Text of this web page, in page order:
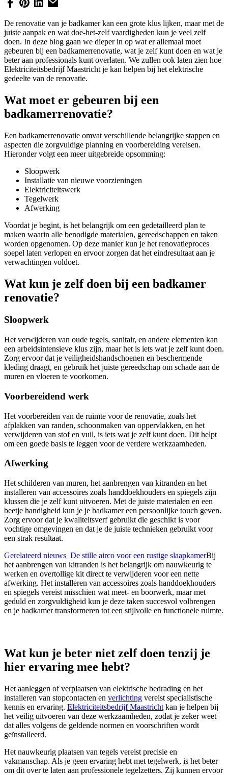
De renovatie van je badkamer kan een grote klus lijken, maar met de
juiste aanpak en wat doe-het-zelf vaardigheden kun je veel zelf
doen. In deze blog gaan we dieper in op wat er allemaal moet
gebeuren bij een badkamerrenovatie, wat je zelf kunt doen en wat je
beter aan professionals kunt overlaten. We zullen ook laten zien hoe
Elektriciteitsbedrijf Maastricht je kan helpen bij het elektrische
gedeelte van de renovatie.
Wat moet er gebeuren bij een
badkamerrenovatie?
Een badkamerrenovatie omvat verschillende belangrijke stappen en
aspecten die zorgvuldige planning en voorbereiding vereisen.
Hieronder volgt een meer uitgebreide opsomming:
Sloopwerk
Installatie van nieuwe voorzieningen
Elektriciteitswerk
Tegelwerk
Afwerking
Voordat je begint, is het belangrijk om een gedetailleerd plan te
maken waarin alle benodigde materialen, gereedschappen en taken
worden opgenomen. Op deze manier kun je het renovatieproces
soepel laten verlopen en ervoor zorgen dat het eindresultaat aan je
verwachtingen voldoet.
Wat kun je zelf doen bij een badkamer
renovatie?
Sloopwerk
Het verwijderen van oude tegels, sanitair, en andere elementen kan
een arbeidsintensieve klus zijn, maar het is iets wat je zelf kunt doen.
Zorg ervoor dat je veiligheidshandschoenen en beschermende
kleding draagt, en gebruik het juiste gereedschap om schade aan de
muren en vloeren te voorkomen.
Voorbereidend werk
Het voorbereiden van de ruimte voor de renovatie, zoals het
afplakken van randen, schoonmaken van oppervlakken, en het
verwijderen van stof en vuil, is iets wat je zelf kunt doen. Dit helpt
om een goede basis te leggen voor de verdere werkzaamheden.
Afwerking
Het schilderen van muren, het aanbrengen van kitranden en het
installeren van accessoires zoals handdoekhouders en spiegels zijn
klussen die je zelf kunt uitvoeren. Met de juiste materialen en een
beetje handigheid kun je je badkamer een persoonlijke touch geven.
Zorg ervoor dat je kwaliteitsverf gebruikt die geschikt is voor
vochtige omgevingen en dat je de juiste technieken gebruikt voor
een strak resultaat.
Gerelateerd nieuws De stille airco voor een rustige slaapkamerBij
het aanbrengen van kitranden is het belangrijk om nauwkeurig te
werken en overtollige kit direct te verwijderen voor een nette
afwerking. Het installeren van accessoires zoals handdoekhouders
en spiegels vereist misschien wat meet- en boorwerk, maar met
geduld en zorgvuldigheid kun je deze taken succesvol volbrengen
en je badkamer transformeren tot een stijlvolle en functionele ruimte.
Wat kun je beter niet zelf doen tenzij je
hier ervaring mee hebt?
Het aanleggen of verplaatsen van elektrische bedrading en het
installeren van stopcontacten en verlichting vereist specialistische
kennis en ervaring. Elektriciteitsbedrijf Maastricht kan je helpen bij
het veilig uitvoeren van deze werkzaamheden, zodat je zeker weet
dat alles volgens de geldende normen en voorschriften wordt
geïnstalleerd.
Het nauwkeurig plaatsen van tegels vereist precisie en
vakmanschap. Als je geen ervaring hebt met tegelwerk, is het beter
om dit over te laten aan professionele tegelzetters. Zij kunnen ervoor